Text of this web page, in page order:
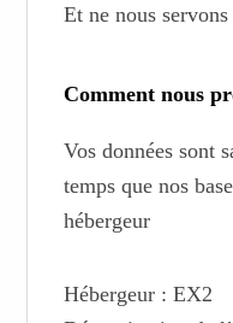
Et ne nous
Comment nous
Vos données sont
temps que nos
hébergeur
Hébergeur : EX2